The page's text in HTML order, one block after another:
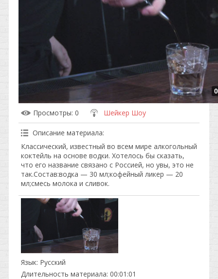
Просмотры: 0 Шейкер Шоу
Описание материала:
Классический, известный во всем мире алкогольный
коктейль на основе водки. Хотелось бы сказать,
что его название связано с Россией, но увы, это не
так.Состав:водка — 30 мл;кофейный ликер — 20
мл;смесь молока и сливок.
Язык: Русский
Длительность материала: 00:01:01